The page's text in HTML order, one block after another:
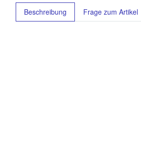
Beschreibung Frage zum Artikel